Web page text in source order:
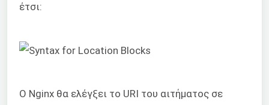
έτσι:
Ο Nginx θα ελέγξει το URI του αιτήματος σε